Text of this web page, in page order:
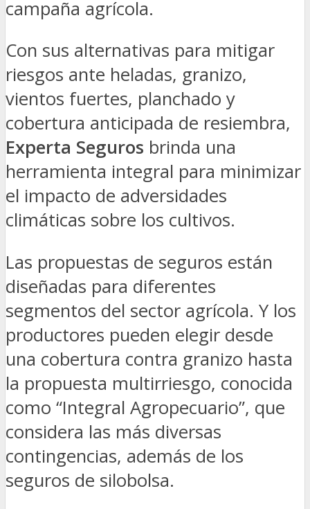
campaña agrícola.
Con sus alternativas para mitigar
riesgos ante heladas, granizo,
vientos fuertes, planchado y
cobertura anticipada de resiembra,
Experta Seguros brinda una
herramienta integral para minimizar
el impacto de adversidades
climáticas sobre los cultivos.
Las propuestas de seguros están
diseñadas para diferentes
segmentos del sector agrícola. Y los
productores pueden elegir desde
una cobertura contra granizo hasta
la propuesta multirriesgo, conocida
como “Integral Agropecuario”, que
considera las más diversas
contingencias, además de los
seguros de silobolsa.